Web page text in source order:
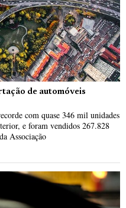
de automóveis
com quase 346 mil unidades
e foram vendidos 267.828
Associação